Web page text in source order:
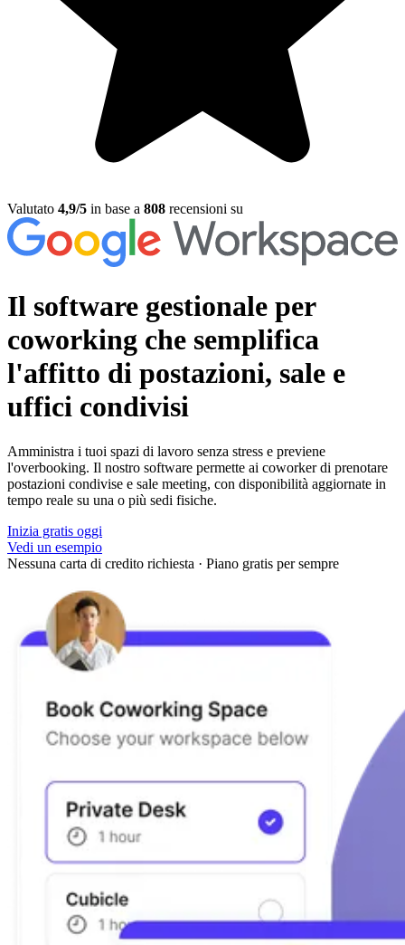
Valutato 4,9/5 in base a 808 recensioni su
Il software gestionale per
coworking che semplifica
l'affitto di postazioni, sale e
uffici condivisi
Amministra i tuoi spazi di lavoro senza stress e previene
l'overbooking. Il nostro software permette ai coworker di prenotare
postazioni condivise e sale meeting, con disponibilità aggiornate in
tempo reale su una o più sedi fisiche.
Inizia gratis oggi
Vedi un esempio
Nessuna carta di credito richiesta · Piano gratis per sempre